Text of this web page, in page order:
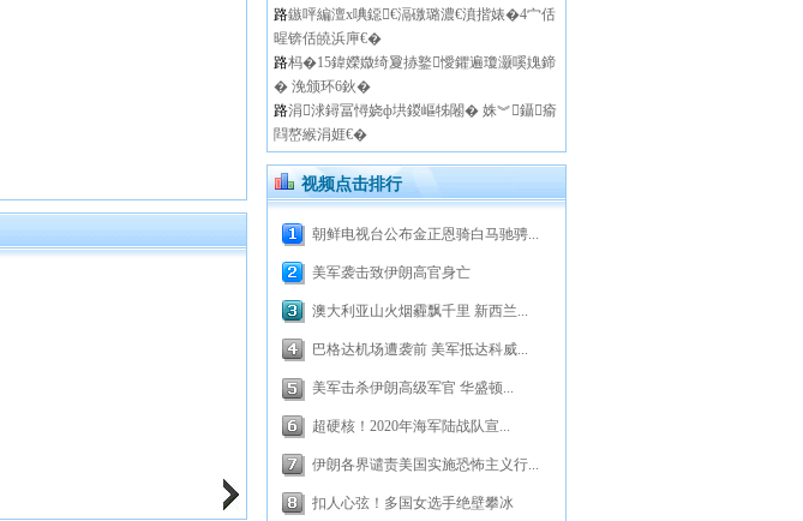
路鏃呯編澶х唺鐚€滆礉璐濃€濆揩婊�4宀佸
暒锛佸皢浜庘€�
路杩�15鍏嬫媺绮夐捇鐜懓鑺遍瓊灏嗘媿鍗
� 浼颁环6鈥�
路涓浗鐞冨憳娆ф垬鍐嶇牬闂� 姝︾鑷瘉
閰嶅緱涓娾€�
视频点击排行
朝鲜电视台公布金正恩骑白马驰骋...
美军袭击致伊朗高官身亡
澳大利亚山火烟霾飘千里 新西兰...
巴格达机场遭袭前 美军抵达科威...
美军击杀伊朗高级军官 华盛顿...
超硬核！2020年海军陆战队宣...
伊朗各界谴责美国实施恐怖主义行...
扣人心弦！多国女选手绝壁攀冰